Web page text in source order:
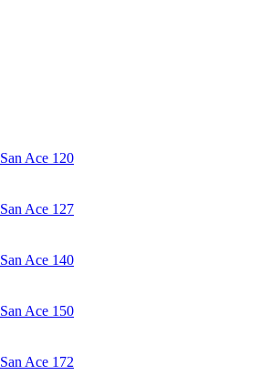
San Ace 120
San Ace 127
San Ace 140
San Ace 150
San Ace 172